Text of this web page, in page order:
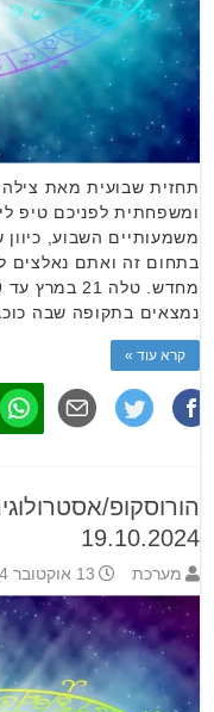
תחזית שבועית מאת צילה
ומשפחתית לפניכם טיפ
משמעותיים השבוע,
בתחום זה ואתם נאלצים
נמצאים בתקופה שבה
קרא עוד »
19.10.2024
מערכת 13 אוקטובר 2024 6:30